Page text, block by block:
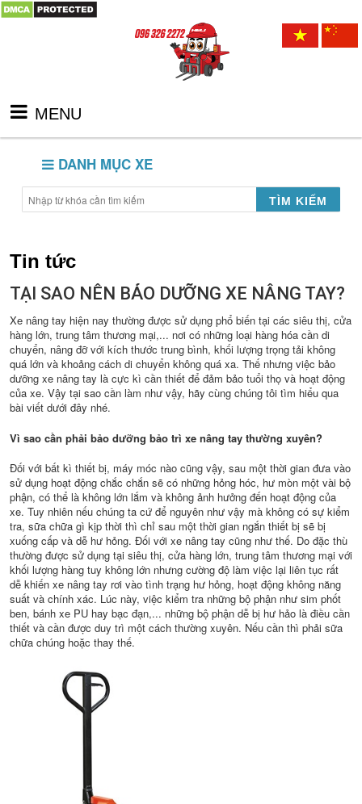
MENU
DANH MỤC XE
TÌM KIẾM
Tin tức
TẠI SAO NÊN BẢO DƯỠNG XE NÂNG TAY?
Xe nâng tay hiện nay thường được sử dụng phổ biến tại các siêu thị, cửa
hàng lớn, trung tâm thương mại,... nơi có những loại hàng hóa cần di
chuyển, nâng đỡ với kích thước trung bình, khối lượng trọng tải không
quá lớn và khoảng cách di chuyển không quá xa. Thế nhưng việc bảo
dưỡng xe nâng tay là cực kì cần thiết để đảm bảo tuổi thọ và hoạt động
của xe. Vậy tại sao cần làm như vậy, hãy cùng chúng tôi tìm hiểu qua
bài viết dưới đây nhé.
Vì sao cần phải bảo dưỡng bảo trì xe nâng tay thường xuyên?
Đối với bất kì thiết bị, máy móc nào cũng vậy, sau một thời gian đưa vào
sử dụng hoạt động chắc chắn sẽ có những hỏng hóc, hư mòn một vài bộ
phận, có thể là không lớn lắm và không ảnh hưởng đến hoạt động của
xe. Tuy nhiên nếu chúng ta cứ để nguyên như vậy mà không có sự kiểm
tra, sữa chữa gì kịp thời thì chỉ sau một thời gian ngắn thiết bị sẽ bị
xuống cấp và dễ hư hỏng. Đối với xe nâng tay cũng như thế. Do đặc thù
thường được sử dụng tại siêu thị, cửa hàng lớn, trung tâm thương mại với
khối lượng hàng tuy không lớn nhưng cường độ làm việc lại liên tục rất
dễ khiến xe nâng tay rơi vào tình trạng hư hỏng, hoạt động không năng
suất và chính xác. Lúc này, việc kiểm tra những bộ phận như sim phốt
ben, bánh xe PU hay bạc đạn,... những bộ phận dễ bị hư hảo là điều cần
thiết và cần được duy trì một cách thường xuyên. Nếu cần thì phải sữa
chữa chúng hoặc thay thế.